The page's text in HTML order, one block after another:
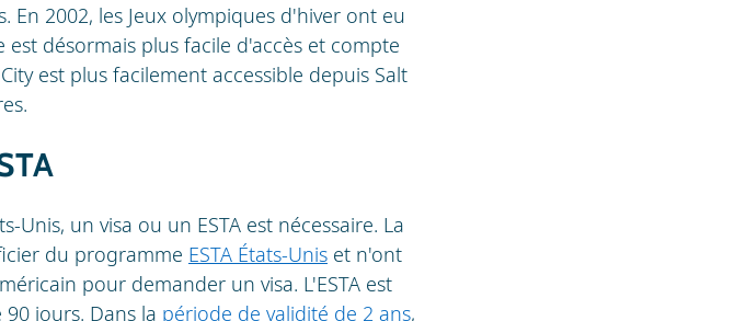
2002, les Jeux olympiques d'hiver ont eu
désormais plus facile d'accès et compte
est plus facilement accessible depuis Salt
Unis, un visa ou un ESTA est nécessaire. La
du programme ESTA États-Unis et n'ont
pour demander un visa. L'ESTA est
jours. Dans la période de validité de 2 ans,